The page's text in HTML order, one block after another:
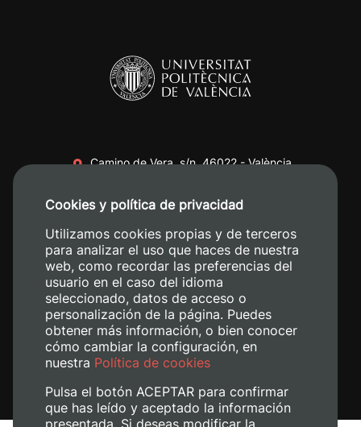
Camino de Vera, s/n. 46022 - València
+34 620 04 00 50
Cookies y política de privacidad
Utilizamos cookies propias y de terceros
para analizar el uso que haces de nuestra
web, como recordar las preferencias del
usuario en el caso del idioma
seleccionado, datos de acceso o
personalización de la página. Puedes
obtener más información, o bien conocer
cómo cambiar la configuración, en
nuestra Política de cookies
Pulsa el botón ACEPTAR para confirmar
que has leído y aceptado la información
presentada. Si deseas modificar la